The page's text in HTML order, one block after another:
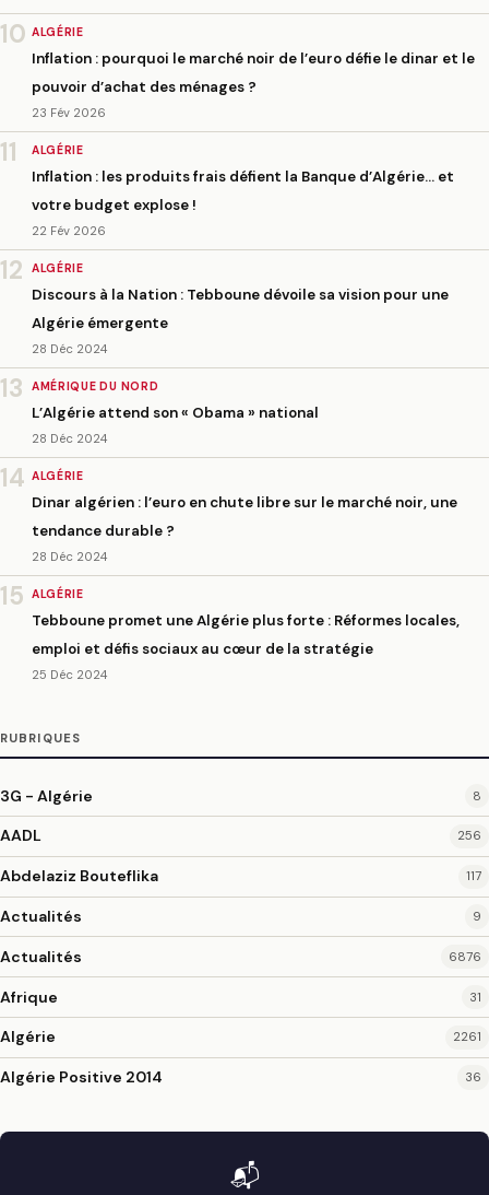
10 ALGÉRIE
Inflation : pourquoi le marché noir de l’euro défie le dinar et le
pouvoir d’achat des ménages ?
23 Fév 2026
11 ALGÉRIE
Inflation : les produits frais défient la Banque d’Algérie… et
votre budget explose !
22 Fév 2026
12 ALGÉRIE
Discours à la Nation : Tebboune dévoile sa vision pour une
Algérie émergente
28 Déc 2024
13 AMÉRIQUE DU NORD
L’Algérie attend son « Obama » national
28 Déc 2024
14 ALGÉRIE
Dinar algérien : l’euro en chute libre sur le marché noir, une
tendance durable ?
28 Déc 2024
15 ALGÉRIE
Tebboune promet une Algérie plus forte : Réformes locales,
emploi et défis sociaux au cœur de la stratégie
25 Déc 2024
RUBRIQUES
3G - Algérie 8
AADL 256
Abdelaziz Bouteflika 117
Actualités 9
Actualités 6876
Afrique 31
Algérie 2261
Algérie Positive 2014 36
📬